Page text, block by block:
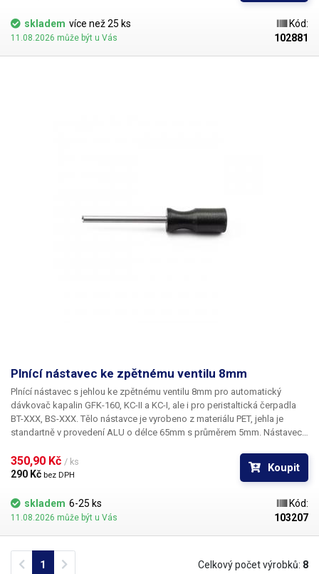
skladem více než 25 ks
11.08.2026 může být u Vás
Kód:
102881
Plnící nástavec ke zpětnému ventilu 8mm
Plnící nástavec s jehlou ke zpětnému ventilu 8mm pro automatický
dávkovač kapalin GFK-160, KC-II a KC-I, ale i pro peristaltická čerpadla
BT-XXX, BS-XXX.
standartně v provedení ALU o délce 65mm s průměrem 5mm. Nástavec
plnění do lahví a nádob s užším hrdlem. V případě zájmu o jinou
délku/průměr nebo variantu PET/nerez kontaktujte naše technické
s vnějším průměrem 4,5,6,8mm ALU nebo 5,6mm nerez. Nástavec je
možno použít taktéž jako samostatné příslušenství pro zpětný ventil o
krouživým pohybem co nejhlouběji do těla plnícího nástavce. K nástavci
není dodáván potravinářský certifikát.
350,90 Kč / ks
290 Kč bez DPH
Koupit
skladem 6-25 ks
11.08.2026 může být u Vás
Kód:
103207
Previous
1 Celkový počet výrobků: 8